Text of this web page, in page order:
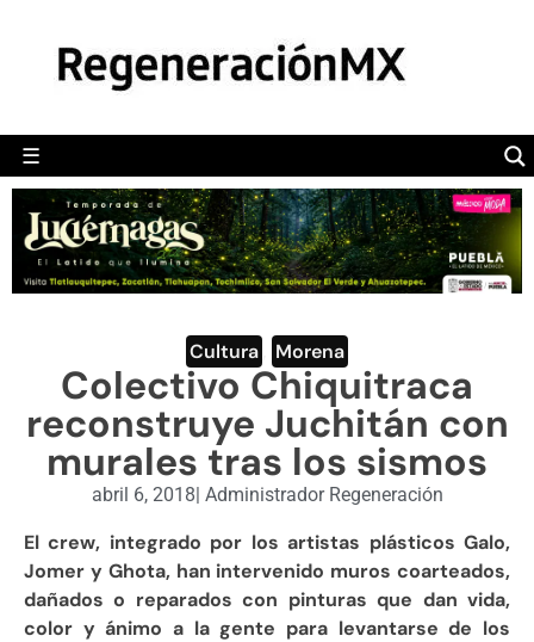
☰
POLÍTICA
CAMALEÓN
OPINIÓN
DEPORTES
ENGLISH SECTION
VIDEOS
Cultura Morena
Colectivo Chiquitraca
reconstruye Juchitán con
murales tras los sismos
abril 6, 2018| Administrador Regeneración
El crew, integrado por los artistas plásticos Galo,
Jomer y Ghota, han intervenido muros coarteados,
dañados o reparados con pinturas que dan vida,
color y ánimo a la gente para levantarse de los